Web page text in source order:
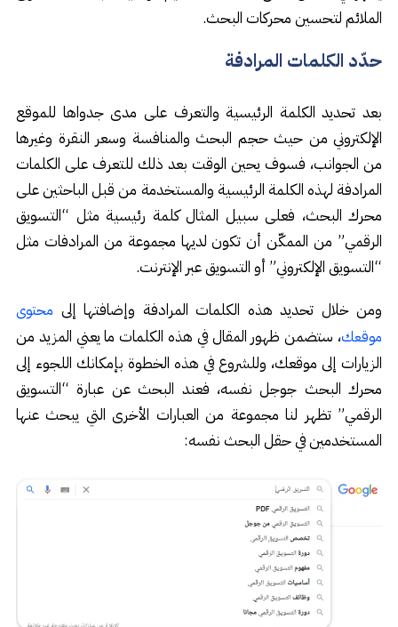
الملائم لتحسين محركات البحث.
حدّد الكلمات المرادفة
بعد تحديد الكلمة الرئيسية والتعرف على مدى جدواها للموقع
الإلكتروني من حيث حجم البحث والمنافسة وسعر النقرة وغيرها
من الجوانب، فسوف يحين الوقت بعد ذلك للتعرف على الكلمات
المرادفة لهذه الكلمة الرئيسية والمستخدمة من قبل الباحثين على
محرك البحث، فعلى سبيل المثال كلمة رئيسية مثل “التسويق
الرقمي” من الممكّن أن تكون لديها مجموعة من المرادفات مثل
“التسويق الإلكتروني” أو التسويق عبر الإنترنت.
ومن خلال تحديد هذه الكلمات المرادفة وإضافتها إلى محتوى
موقعك، ستضمن ظهور المقال في هذه الكلمات ما يعني المزيد من
الزيارات إلى موقعك، وللشروع في هذه الخطوة بإمكانك اللجوء إلى
محرك البحث جوجل نفسه، فعند البحث عن عبارة “التسويق
الرقمي” تظهر لنا مجموعة من العبارات الأخرى التي يبحث عنها
المستخدمين في حقل البحث نفسه: